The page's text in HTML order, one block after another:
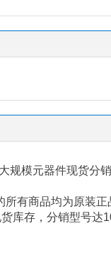
规模元器件现货分
所有商品均为原装正
库存，分销型号达